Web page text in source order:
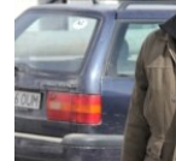
Search
ӘЛЕМ
АРНАЙЫ
Русский